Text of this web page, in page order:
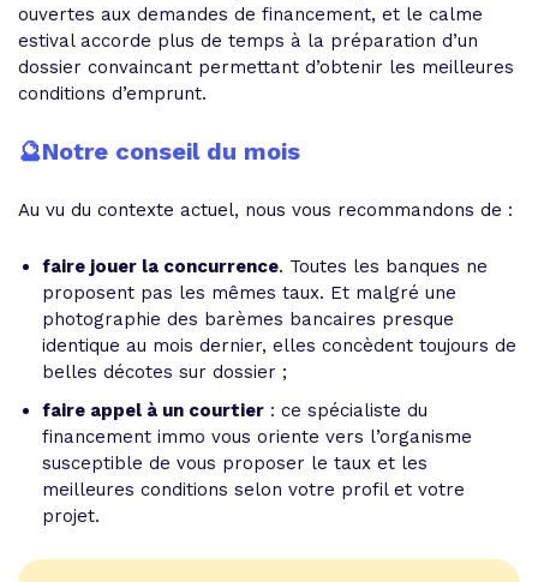
ouvertes aux demandes de financement, et le calme
estival accorde plus de temps à la préparation d’un
dossier convaincant permettant d’obtenir les meilleures
conditions d’emprunt.
🔮Notre conseil du mois
Au vu du contexte actuel, nous vous recommandons de :
faire jouer la concurrence. Toutes les banques ne
proposent pas les mêmes taux. Et malgré une
photographie des barèmes bancaires presque
identique au mois dernier, elles concèdent toujours de
belles décotes sur dossier ;
faire appel à un courtier : ce spécialiste du
financement immo vous oriente vers l’organisme
susceptible de vous proposer le taux et les
meilleures conditions selon votre profil et votre
projet.